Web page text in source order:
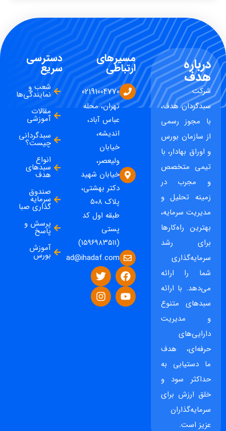
درباره
هدف
شرکت
سبدگردان هدف،
با مجوز رسمی
از سازمان بورس
و اوراق بهادار، با
تیمی متخصص
و مجرب در
زمینه تحلیل و
مدیریت سرمایه،
بهترین راه‌کارها
برای رشد
سرمایه‌گذاری
شما را ارائه
می‌دهد. با ارائه
سبدهای متنوع
و مدیریت
دارایی‌های
حرفه‌ای، هدف
ما دستیابی به
حداکثر سود و
خلق ارزش برای
سرمایه‌گذاران
عزیز است.
مسیرهای
ارتباطی
02191004770
تهران، محله
عباس آباد،
اندیشه،
خیابان
ولیعصر،
خیابان شهید
دکتر بهشتی،
پلاک ۵۰۸
طبقه اول کد
پستی
(۱۵۹۶۹۸۳۵۱۱)
ad@ihadaf.com
دسترسی
سریع
شعب و
نمایندگی‌ها
مقالات
آموزشی
سبدگردانی
چیست؟
انواع
سبدهای
هدف
صندوق
سرمایه
گذاری صبا
پرسش و
پاسخ
آموزش
بورس